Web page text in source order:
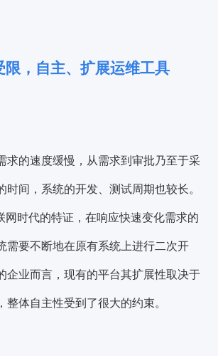
限，自主、扩展运维工具
求的速度缓慢，从需求到审批乃至于采
时间，系统的开发、测试周期也较长。
网时代的特证，在响应快速变化需求的
需要不断地在原有系统上进行二次开
企业而言，现有的平台其扩展性取决于
整体自主性受到了很大的约束。